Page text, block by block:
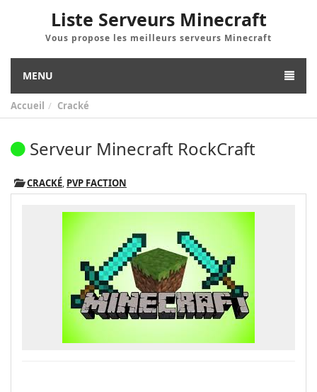
Liste Serveurs Minecraft
Vous propose les meilleurs serveurs Minecraft
MENU
Accueil Cracké
Serveur Minecraft RockCraft
CRACKÉ, PVP FACTION